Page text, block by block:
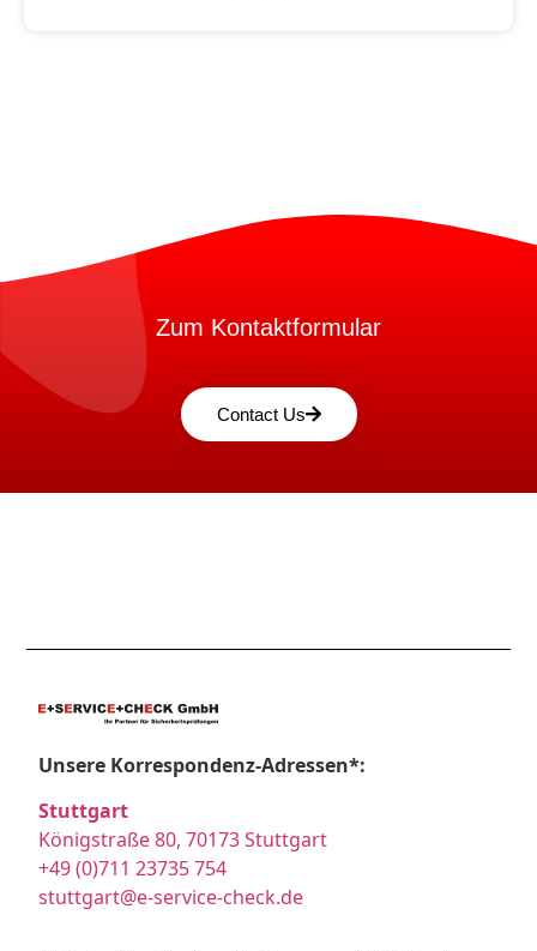
Zum Kontaktformular
Contact Us
Unsere Korrespondenz-Adressen*:
Stuttgart
Königstraße 80, 70173 Stuttgart
+49 (0)711 23735 754
stuttgart@e-service-check.de